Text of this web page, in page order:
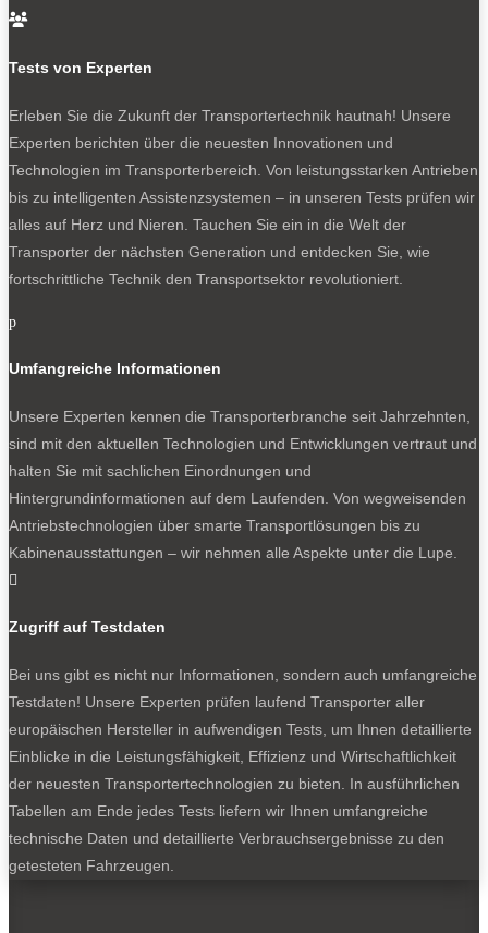

Tests von Experten
Erleben Sie die Zukunft der Transportertechnik hautnah! Unsere
Experten berichten über die neuesten Innovationen und
Technologien im Transporterbereich. Von leistungsstarken Antrieben
bis zu intelligenten Assistenzsystemen – in unseren Tests prüfen wir
alles auf Herz und Nieren. Tauchen Sie ein in die Welt der
Transporter der nächsten Generation und entdecken Sie, wie
fortschrittliche Technik den Transportsektor revolutioniert.
p
Umfangreiche Informationen
Unsere Experten kennen die Transporterbranche seit Jahrzehnten,
sind mit den aktuellen Technologien und Entwicklungen vertraut und
halten Sie mit sachlichen Einordnungen und
Hintergrundinformationen auf dem Laufenden. Von wegweisenden
Antriebstechnologien über smarte Transportlösungen bis zu
Kabinenausstattungen – wir nehmen alle Aspekte unter die Lupe.

Zugriff auf Testdaten
Bei uns gibt es nicht nur Informationen, sondern auch umfangreiche
Testdaten! Unsere Experten prüfen laufend Transporter aller
europäischen Hersteller in aufwendigen Tests, um Ihnen detaillierte
Einblicke in die Leistungsfähigkeit, Effizienz und Wirtschaftlichkeit
der neuesten Transportertechnologien zu bieten. In ausführlichen
Tabellen am Ende jedes Tests liefern wir Ihnen umfangreiche
technische Daten und detaillierte Verbrauchsergebnisse zu den
getesteten Fahrzeugen.